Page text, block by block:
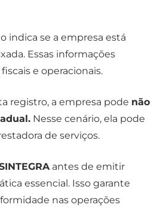
indica se a empresa está
Essas informações
e operacionais.
registro, a empresa pode não
Nesse cenário, ela pode
de serviços.
antes de emitir
essencial. Isso garante
nas operações